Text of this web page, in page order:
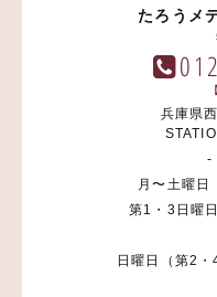
たろうメ
兵庫県
-
月〜土曜日
第1・3日曜
日曜日（第2・